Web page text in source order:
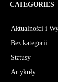
CATEGORIES
Aktualności i
Bez kategorii
Statusy
Artykuły